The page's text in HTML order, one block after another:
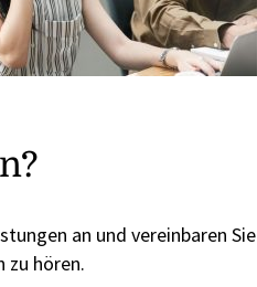
an und vereinbaren Sie
zu hören.